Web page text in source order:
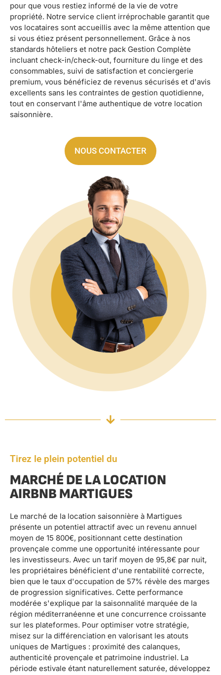
pour que vous restiez informé de la vie de votre
propriété. Notre service client irréprochable garantit que
vos locataires sont accueillis avec la même attention que
si vous étiez présent personnellement. Grâce à nos
standards hôteliers et notre pack Gestion Complète
incluant check-in/check-out, fourniture du linge et des
consommables, suivi de satisfaction et conciergerie
premium, vous bénéficiez de revenus sécurisés et d'avis
excellents sans les contraintes de gestion quotidienne,
tout en conservant l'âme authentique de votre location
saisonnière.
NOUS CONTACTER
Tirez le plein potentiel du
MARCHÉ DE LA LOCATION
AIRBNB MARTIGUES
Le marché de la location saisonnière à Martigues
présente un potentiel attractif avec un revenu annuel
moyen de 15 800€, positionnant cette destination
provençale comme une opportunité intéressante pour
les investisseurs. Avec un tarif moyen de 95,8€ par nuit,
les propriétaires bénéficient d'une rentabilité correcte,
bien que le taux d'occupation de 57% révèle des marges
de progression significatives. Cette performance
modérée s'explique par la saisonnalité marquée de la
région méditerranéenne et une concurrence croissante
sur les plateformes. Pour optimiser votre stratégie,
misez sur la différenciation en valorisant les atouts
uniques de Martigues : proximité des calanques,
authenticité provençale et patrimoine industriel. La
période estivale étant naturellement saturée, développez